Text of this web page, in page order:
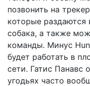
позвонить на
которые раздаются
собака, а также
команды. Минус
будет работать в
сети. Гатис Панавс
угодьях часто